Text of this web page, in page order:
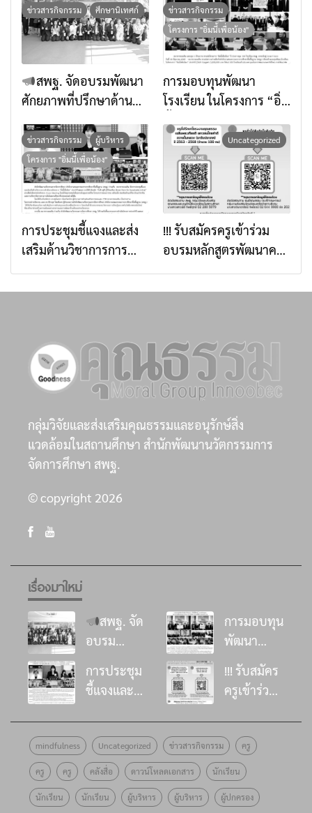
ข่าวสารกิจกรรม
ศึกษานิเทศก์
สพฐ. จัดอบรมพัฒนา
ศักยภาพที่ปรึกษาด้าน
ทางจิตใจด้วยศาสตร์แห่ง
สติ เตรียมพร้อมยกระดับ
การส่งเสริมคุณธรรมใน
ระดับพื้นที่ผ่านการเรียนรู้
วิถีใหม่
ข่าวสารกิจกรรม
โครงการ "อิ่มนี้เพื่อน้อง"
การมอบทุนพัฒนา
โรงเรียน ในโครงการ “อิ่ม
๒๕๖๙ ธนาคารออมสิน
มอบทุน จำนวน 100
โรงเรียน จำนวนทั้งสิ้น
5,000,000 บาท
ข่าวสารกิจกรรม
ผู้บริหาร
โครงการ "อิ่มนี้เพื่อน้อง"
การประชุมชี้แจงและส่ง
เสริมด้านวิชาการการ
นี้เพื่อน้อง” ประจำปี
(Smart Farm for
Sustainable Living)”
Uncategorized
!!! รับสมัครครูเข้าร่วม
อบรมหลักสูตรพัฒนาครู
10 !!
กลุ่มวิจัยและส่งเสริมคุณธรรมและอนุรักษ์สิ่ง
แวดล้อมในสถานศึกษา สำนักพัฒนานวัตกรรมการ
จัดการศึกษา สพฐ.
© copyright 2026
เรื่องมาใหม่
สพฐ. จัด
อบรม
ศักยภาพที่
ปรึกษาด้าน
การเสริม
สร้าง
ภูมิคุ้มกัน
ทางจิตใจ
ด้วยศาสตร์
การมอบทุน
พัฒนา
โรงเรียน ใน
โครงการ
“อิ่มนี้เพื่อ
น้อง”
ประจำปี
๒๕๖๙
ธนาคาร
ออมสิน
การประชุม
ชี้แจงและ
ดำเนินงาน
โครงการ
“อิ่มนี้เพื่อ
น้อง”
!!! รับสมัคร
ครูเข้าร่วม
พัฒนาครู
โครงงาน
คุณธรรม
mindfulness Uncategorized ข่าวสารกิจกรรม ครู
ครู ครู คลังสื่อ ดาวน์โหลดเอกสาร นักเรียน
นักเรียน นักเรียน ผู้บริหาร ผู้บริหาร ผู้ปกครอง